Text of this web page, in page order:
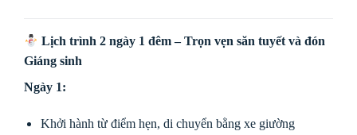
Lịch trình 2 ngày 1 đêm – Trọn vẹn săn tuyết và đón
Giáng sinh
Ngày 1:
Khởi hành từ điểm hẹn, di chuyển bằng xe giường